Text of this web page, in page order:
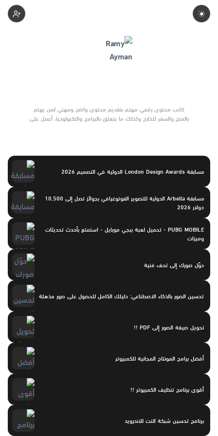
كاتب محتوى رقمي مهتم بتقديم محتوى واضح ومهني لمن يهتم
بالمنح والسفر للخارج وكذلك ما يتعلق بالبرامج والتكنولوجيا، أعمل على
تطوير مستمر في الأسلوب والرؤية للوصول لتأثير حقيقي وسط منصات
مسابقة London Design Awards الدولية في التصميم 2026
مسابقة Arbella الدولية للتصوير الفوتوغرافي بجوائز تصل إلى 10,500
دولار 2026
PUBG MOBILE - تحميل لعبة ببجي موبايل - استمتع بأحدث تحديثات
وميزات
حوِّل صورك إلى تحف فنية
تحسين الصور بالذكاء الاصطناعي: دليلك الكامل للحصول على صور مذهلة
تحويل صيغة الصور إلى PDF !!
أفضل برامج المونتاج المجانية للكمبيوتر
أقوى برنامج تنظيف الكمبيوتر !!
برنامج تحسين شبكة النت للاندرويد